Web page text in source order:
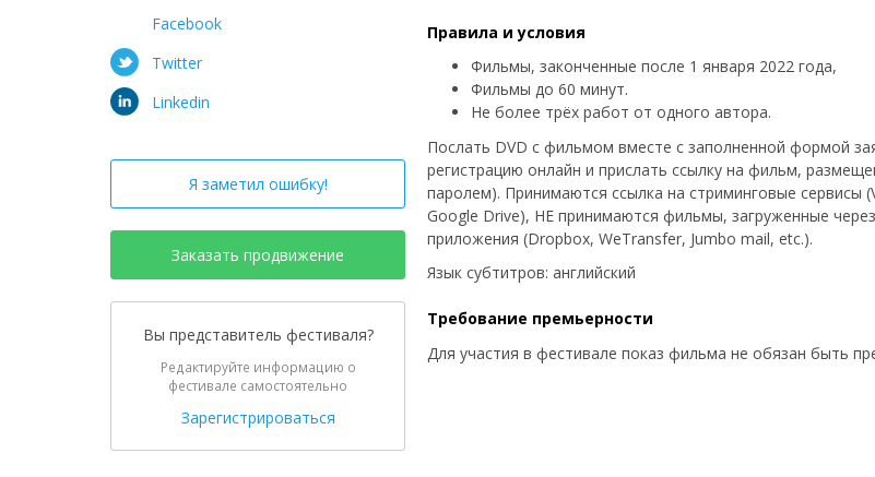
Правила и условия
Фильмы, законченные после 1 января 2022 года,
Фильмы до 60 минут.
Не более трёх работ от одного автора.
Послать DVD с фильмом вместе с заполненной формой
регистрацию онлайн и прислать ссылку на фильм,
паролем). Принимаются ссылка на стриминговые сервисы
Google Drive), НЕ принимаются фильмы, загруженные
приложения (Dropbox, WeTransfer, Jumbo mail, etc.).
Язык субтитров: английский
Требование премьерности
Для участия в фестивале показ фильма не обязан быть
Facebook
Twitter
Linkedin
Я заметил ошибку!
Заказать продвижение
Вы представитель фестиваля?
Редактируйте информацию о
фестивале самостоятельно
Зарегистрироваться